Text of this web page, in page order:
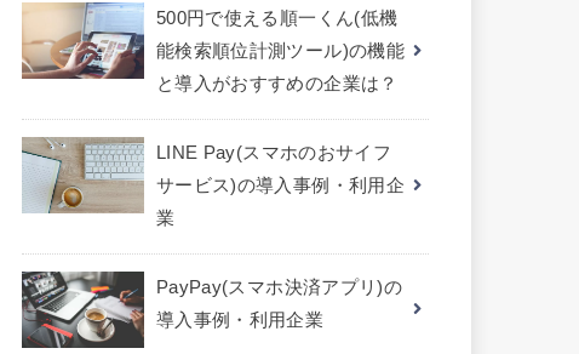
500円で使える順一くん(低機
能検索順位計測ツール)の機能
と導入がおすすめの企業は？
LINE Pay(スマホのおサイフ
サービス)の導入事例・利用企
業
PayPay(スマホ決済アプリ)の
導入事例・利用企業